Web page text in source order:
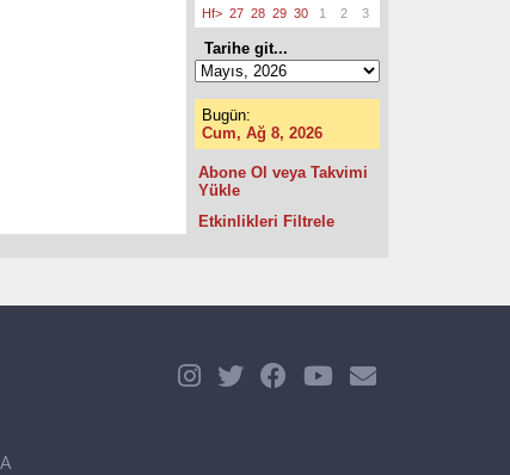
Hf> 27 28 29 30 1 2 3
Tarihe git...
Bugün:
Cum, Ağ 8, 2026
Abone Ol veya Takvimi
Yükle
Etkinlikleri Filtrele